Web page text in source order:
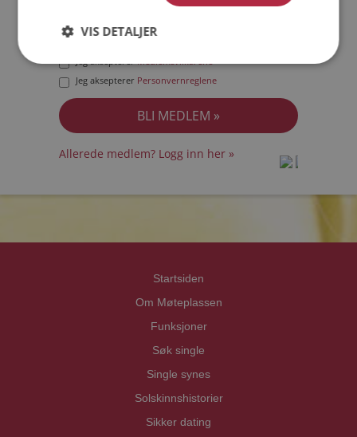
Jeg akseptererMedlemsvilkårene
Jeg aksepterer Personvernreglene
Allerede medlem? Logg inn her »
Startsiden
Om Møteplassen
Funksjoner
Søk single
Single synes
Solskinnshistorier
Sikker dating
VIS DETALJER